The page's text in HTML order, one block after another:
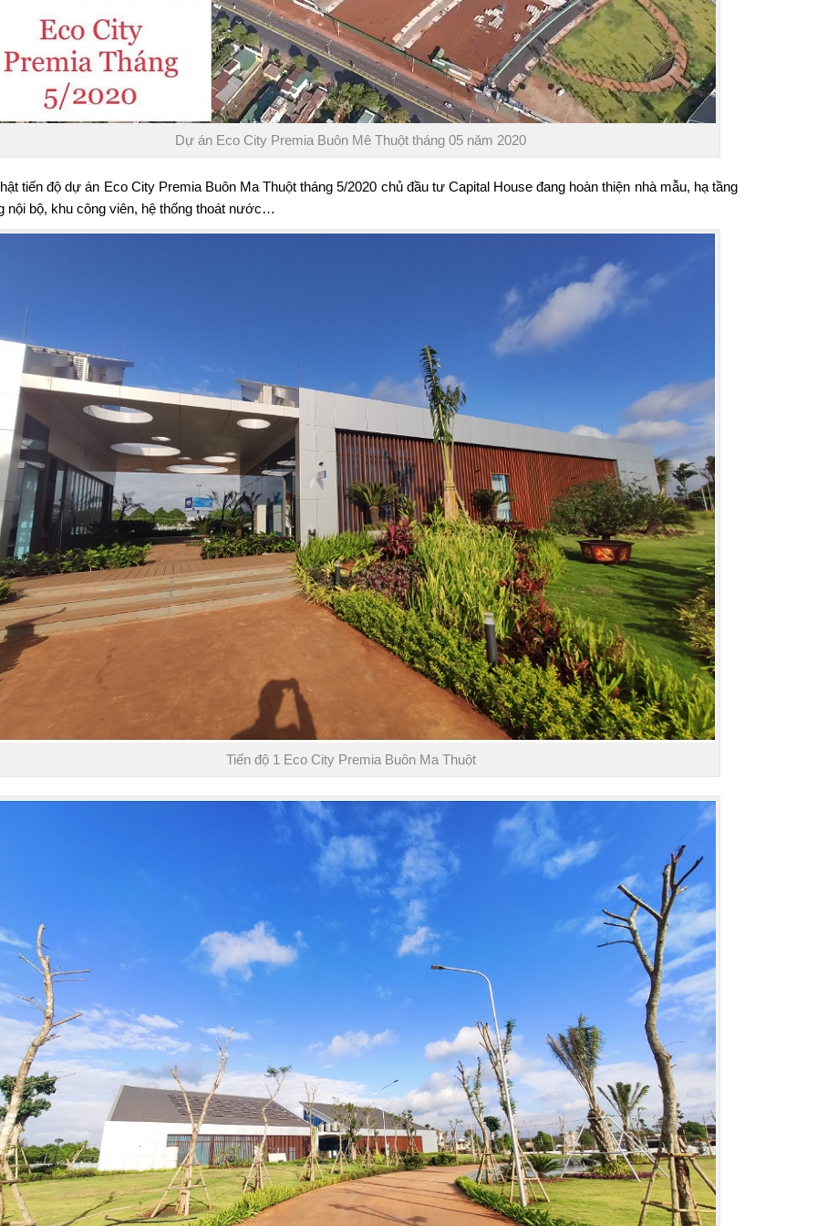
Dự án Eco City Premia Buôn Mê Thuột tháng 05 năm 2020
tiến độ dự án Eco City Premia Buôn Ma Thuột tháng 5/2020 chủ đầu tư Capital House đang hoàn thiện nhà mẫu, hạ tầng
nội bộ, khu công viên, hệ thống thoát nước…
Tiến độ 1 Eco City Premia Buôn Ma Thuột